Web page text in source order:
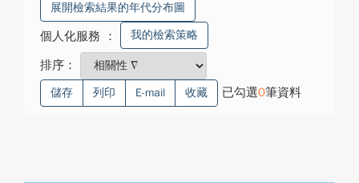
展開檢索結果的年代分布圖
個人化服務 ： 我的檢索策略
排序：
儲存 列印 E-mail 收藏 已勾選0筆資料